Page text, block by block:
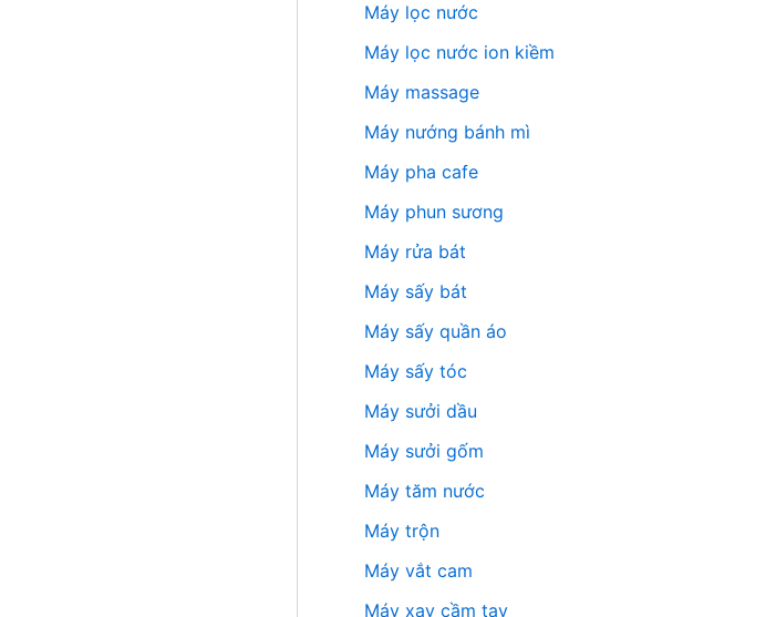
Máy lọc nước
Máy lọc nước ion kiềm
Máy massage
Máy nướng bánh mì
Máy pha cafe
Máy phun sương
Máy rửa bát
Máy sấy bát
Máy sấy quần áo
Máy sấy tóc
Máy sưởi dầu
Máy sưởi gốm
Máy tăm nước
Máy trộn
Máy vắt cam
Máy xay cầm tay